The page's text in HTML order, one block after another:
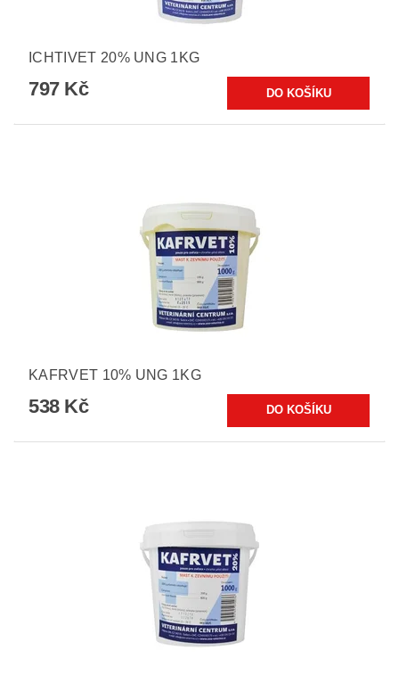
ICHTIVET 20% UNG 1KG
797 Kč
KAFRVET 10% UNG 1KG
538 Kč